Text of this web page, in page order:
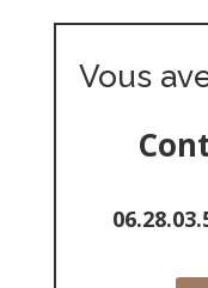
Vous